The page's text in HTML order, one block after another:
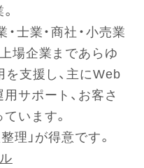
・士業・商社・小売業
場企業まであらゆ
支援し、主にWeb
サポート、お客さ
います。
理」が得意です。